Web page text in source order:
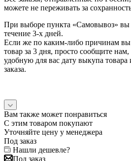
можете не переживать за
При выборе пункта «Самовывоз» вы
течение 3-х дней.
Если же по каким-либо причинам вы
товар за 3 дня, просто сообщите
удобную для вас дату выкупа
заказа.
Вам также может понравиться
С этим товаром покупают
Уточняйте цену у менеджера
Под заказ
Нашли дешевле?
Под заказ